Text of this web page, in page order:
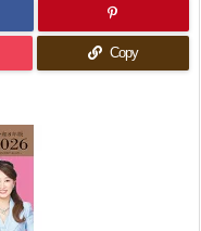
Copy